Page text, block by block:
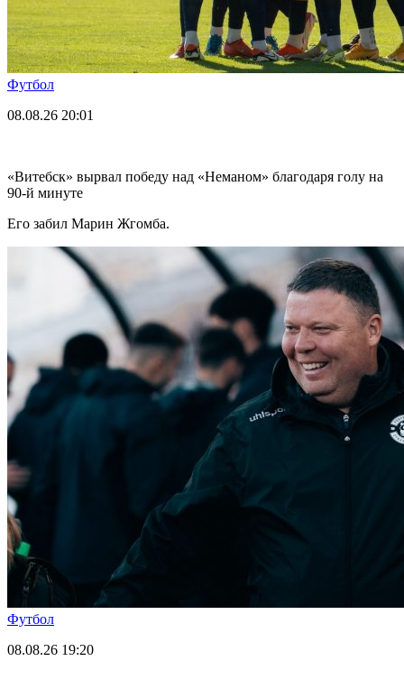
Футбол
08.08.26 20:01
«Витебск» вырвал победу над «Неманом» благодаря голу на
90-й минуте
Его забил Марин Жгомба.
Футбол
08.08.26 19:20